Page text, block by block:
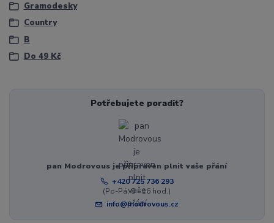
Gramodesky
Country
B
Do 49 Kč
Potřebujete poradit?
pan Modrovous je připraven plnit vaše přání
+420 725 736 293
(Po-Pá, 8 - 16 hod.)
info@modrovous.cz